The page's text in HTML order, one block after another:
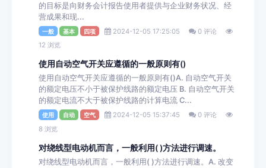
的目标是向财务会计报告使用者提供与企业财务状况、经
营成果和现...
一般 基本 四项 2024-12-05 17:25:05
0 评论
12 浏览
使用自动空气开关应遵循的一般原则有()
使用自动空气开关应遵循的一般原则有()A. 自动空气开关
的额定电压不小于被保护线路的额定电压 B. 自动空气开关
的额定电流不大于被保护线路的计算电流 C...
使用 自动 空气 2024-12-05 15:37:45
0 评论
8 浏览
对绕线型电动机而言，一般利用( )方法进行调速。
对绕线型电动机而言，一般利用( )方法进行调速。A. 改变